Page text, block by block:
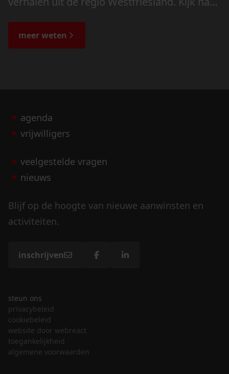
de bijzondere verhalen.
meer weten
agenda
vrijwilligers
veelgestelde vragen
nieuws
Blijf op de hoogte van nieuwe aanwinsten en
activiteiten.
inschrijven
steun ons
privacybeleid
cookiebeleid
website door webreact
toegankelijkheid
algemene voorwaarden